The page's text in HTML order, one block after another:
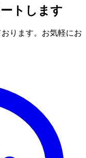
トします
ります。お気軽にお